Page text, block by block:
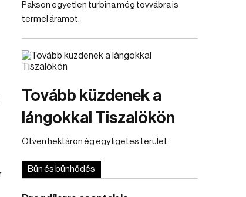
Pakson egyetlen turbina még tovvábra is
termel áramot.
Tovább küzdenek a
lángokkal Tiszalökön
Ötven hektáron ég egy ligetes terület.
Bűn és bűnhődés